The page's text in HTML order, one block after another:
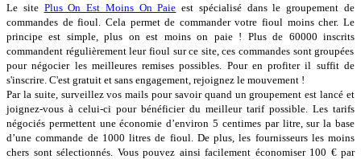
Le site Plus On Est Moins On Paie est spécialisé dans le groupement de
commandes de fioul. Cela permet de commander votre fioul moins cher. Le
principe est simple, plus on est moins on paie ! Plus de 60000 inscrits
commandent régulièrement leur fioul sur ce site, ces commandes sont groupées
pour négocier les meilleures remises possibles. Pour en profiter il suffit de
s'inscrire. C'est gratuit et sans engagement, rejoignez le mouvement !
Par la suite, surveillez vos mails pour savoir quand un groupement est lancé et
joignez-vous à celui-ci pour bénéficier du meilleur tarif possible. Les tarifs
négociés permettent une économie d’environ 5 centimes par litre, sur la base
d’une commande de 1000 litres de fioul. De plus, les fournisseurs les moins
chers sont sélectionnés. Vous pouvez ainsi facilement économiser 100 € par